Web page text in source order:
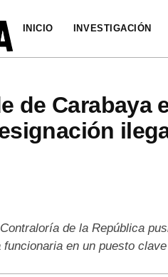
INICIO INVESTIGACIÓN
de Carabaya
de la República
funcionaria en un puesto